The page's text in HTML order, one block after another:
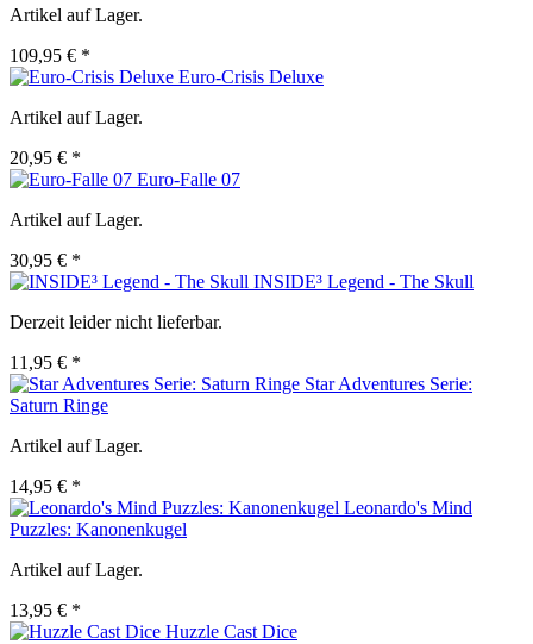
Artikel auf Lager.
109,95 € *
Euro-Crisis Deluxe
Artikel auf Lager.
20,95 € *
Euro-Falle 07
Artikel auf Lager.
30,95 € *
INSIDE³ Legend - The Skull
Derzeit leider nicht lieferbar.
11,95 € *
Star Adventures Serie:
Saturn Ringe
Artikel auf Lager.
14,95 € *
Leonardo's Mind
Puzzles: Kanonenkugel
Artikel auf Lager.
13,95 € *
Huzzle Cast Dice